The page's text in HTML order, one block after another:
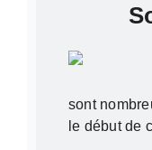
sont
le début de